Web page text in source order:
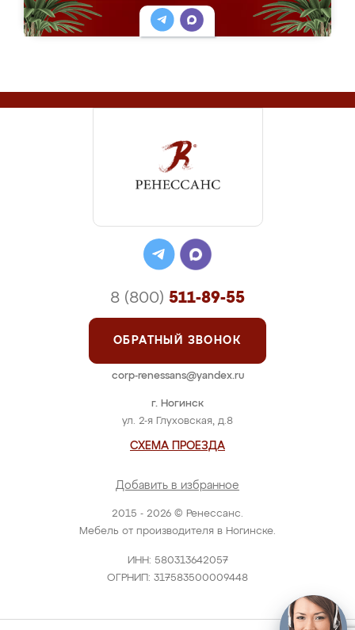
2015 - 2026 © Ренессанс.
Мебель от производителя в Ногинске.
ИНН: 580313642057
ОГРНИП: 317583500009448
г. Ногинск
ул. 2-я Глуховская, д.8
СХЕМА ПРОЕЗДА
Добавить в избранное
8 (800) 511-89-55
ОБРАТНЫЙ ЗВОНОК
corp-renessans@yandex.ru